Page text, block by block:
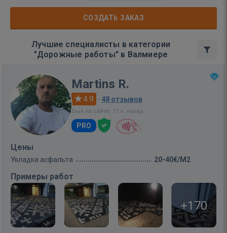
СОЗДАТЬ ЗАКАЗ
Лучшие специалисты в категории
"Дорожные работы" в Валмиере
Martins R.
4.9 · 48 отзывов
Был на сайте: 11 ч. назад
PRO
Цены
Укладка асфальта 20-40€/M2
Примеры работ
+170